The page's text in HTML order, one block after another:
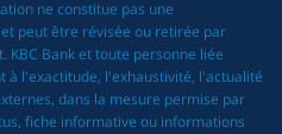
ne constitue pas une
peut être révisée ou retirée par
Bank et toute personne liée
à l'exactitude, l'exhaustivité, l'actualité
dans la mesure permise par
fiche informative ou informations